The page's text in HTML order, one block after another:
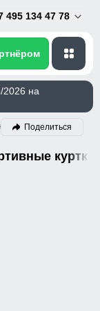
495 134 47 78
на
Женский
Поделиться
куртки